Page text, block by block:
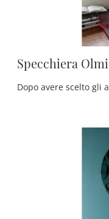
Specchiera Olmi